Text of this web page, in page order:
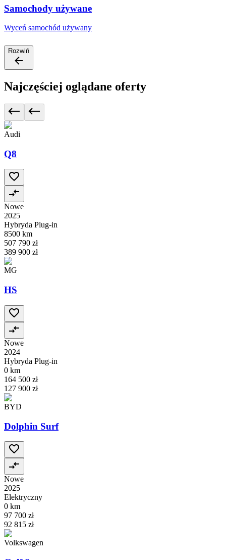
Samochody używane
Wyceń samochód używany
Rozwiń
Najczęściej oglądane oferty
Audi
Q8
Nowe
2025
Hybryda Plug-in
8500 km
507 790 zł
389 900 zł
MG
HS
Nowe
2024
Hybryda Plug-in
0 km
164 500 zł
127 900 zł
BYD
Dolphin Surf
Nowe
2025
Elektryczny
0 km
97 700 zł
92 815 zł
Volkswagen